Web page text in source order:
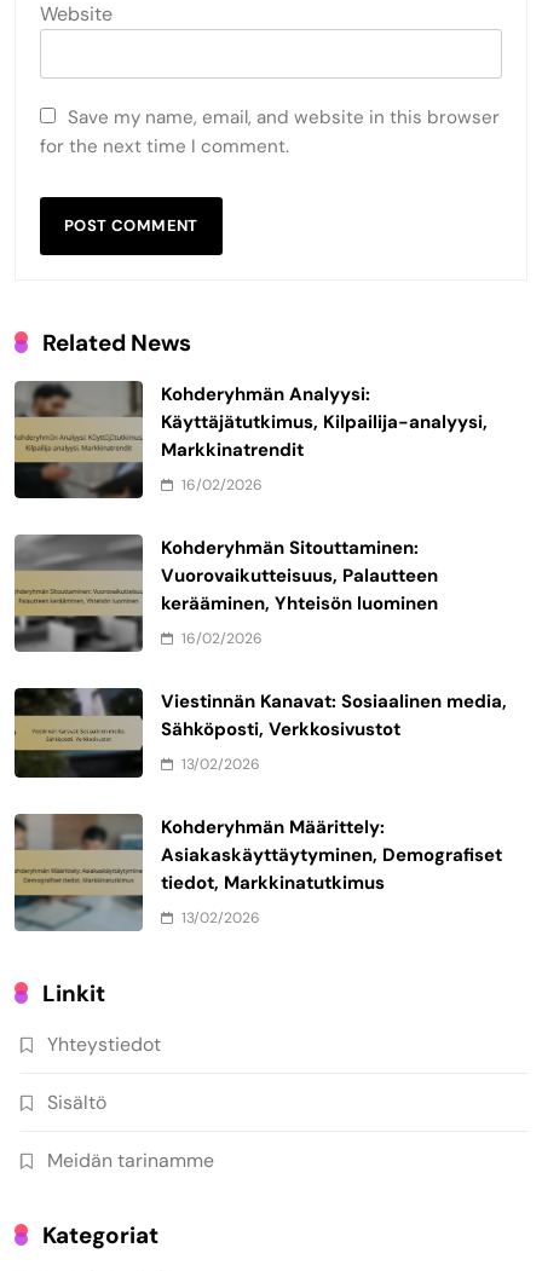
Website
Save my name, email, and website in this browser
for the next time I comment.
Related News
Kohderyhmän Analyysi:
Käyttäjätutkimus, Kilpailija-analyysi,
Markkinatrendit
16/02/2026
Kohderyhmän Sitouttaminen:
Vuorovaikutteisuus, Palautteen
kerääminen, Yhteisön luominen
16/02/2026
Viestinnän Kanavat: Sosiaalinen media,
Sähköposti, Verkkosivustot
13/02/2026
Kohderyhmän Määrittely:
Asiakaskäyttäytyminen, Demografiset
tiedot, Markkinatutkimus
13/02/2026
Linkit
Yhteystiedot
Sisältö
Meidän tarinamme
Kategoriat